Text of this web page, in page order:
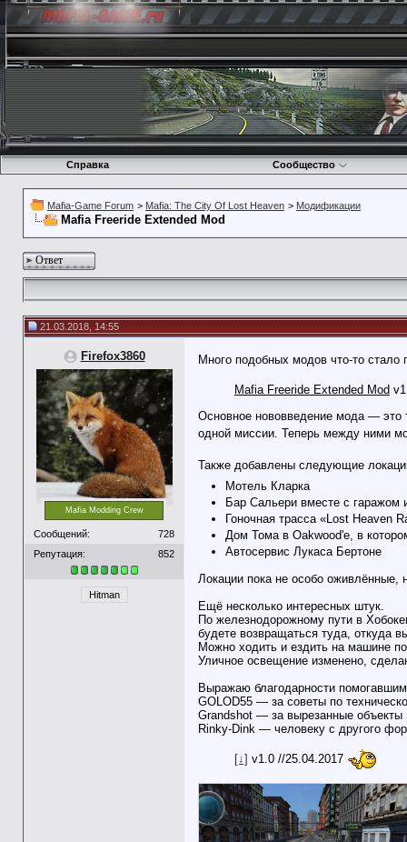
Справка Сообщество
Mafia-Game Forum > Mafia: The City Of Lost Heaven > Модификации
Mafia Freeride Extended Mod
Ответ
21.03.2018, 14:55
Firefox3860
Mafia Modding Crew
Сообщений:
728
Репутация:
852
Hitman
Много подобных модов что-то стало
Mafia Freeride Extended Mod
Основное нововведение мода — это
одной миссии. Теперь между ними
Также добавлены следующие
Мотель Кларка
Бар Сальери вместе с гаражом
Гоночная трасса «Lost Heaven
Дом Тома в Oakwood'е, в
Автосервис Лукаса Бертоне
Локации пока не особо оживлённые,
Ещё несколько интересных штук.
По железнодорожному пути в
будете возвращаться туда, откуда
Можно ходить и ездить на машине
Уличное освещение изменено,
Выражаю благодарности
GOLOD55 — за советы по
Grandshot — за вырезанные объекты
Rinky-Dink — человеку с другого
[↓] v1.0 //25.04.2017